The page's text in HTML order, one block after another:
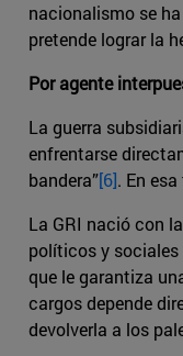
nacionalismo se
pretende lograr la
Por agente
La guerra
enfrentarse
bandera”[6]. En
La GRI nació con
políticos y sociales
que le garantiza
cargos depende
devolverla a los